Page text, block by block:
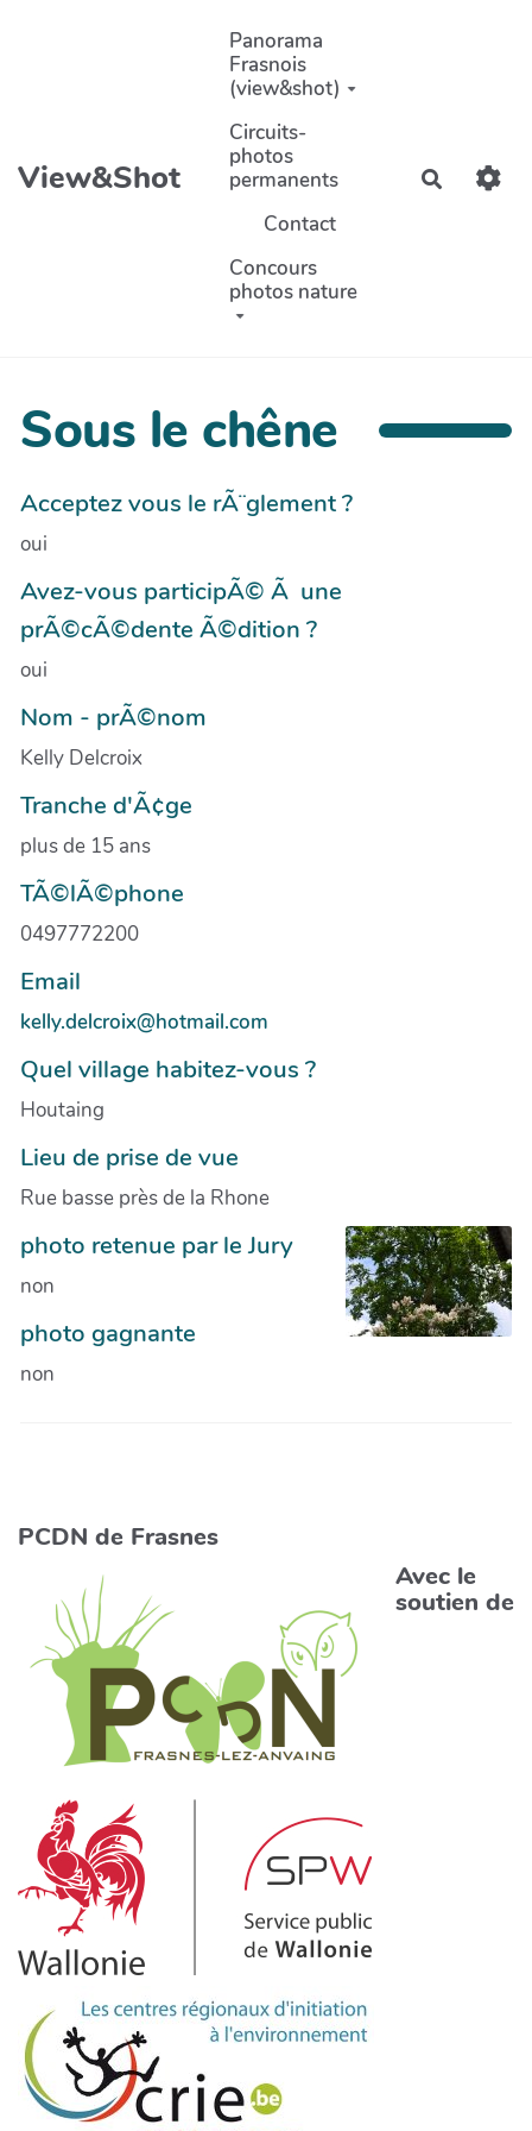
Aller au contenu principal
View&Shot
Panorama
Frasnois
(view&shot)
Circuits-
photos
permanents
Contact
Concours
photos nature
Sous le chêne
Acceptez vous le rÃ¨glement ?
oui
Avez-vous participÃ© Ã une
prÃ©cÃ©dente Ã©dition ?
oui
Nom - prÃ©nom
Kelly Delcroix
Tranche d'Ã¢ge
plus de 15 ans
TÃ©lÃ©phone
0497772200
Email
kelly.delcroix@hotmail.com
Quel village habitez-vous ?
Houtaing
Lieu de prise de vue
Rue basse près de la Rhone
photo retenue par le Jury
non
photo gagnante
non
PCDN de Frasnes
Avec le
soutien de